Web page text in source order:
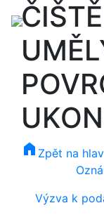
home Zpět na
Výzva k